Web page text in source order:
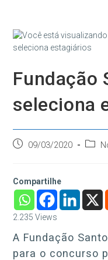
conteúdo
Fundação
seleciona
Post09/03/2020
Compartilhe
2.235 Views
A Fundação
para o concurso